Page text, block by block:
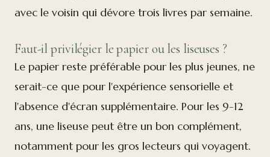
avec le voisin qui dévore trois livres par semaine.
Faut-il privilégier le papier ou les liseuses ?
Le papier reste préférable pour les plus jeunes, ne
serait-ce que pour l'expérience sensorielle et
l'absence d'écran supplémentaire. Pour les 9-12
ans, une liseuse peut être un bon complément,
notamment pour les gros lecteurs qui voyagent.